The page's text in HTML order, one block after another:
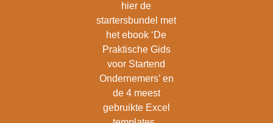
hier de
startersbundel met
het ebook ‘De
Praktische Gids
voor Startend
Ondernemers’ en
de 4 meest
gebruikte Excel